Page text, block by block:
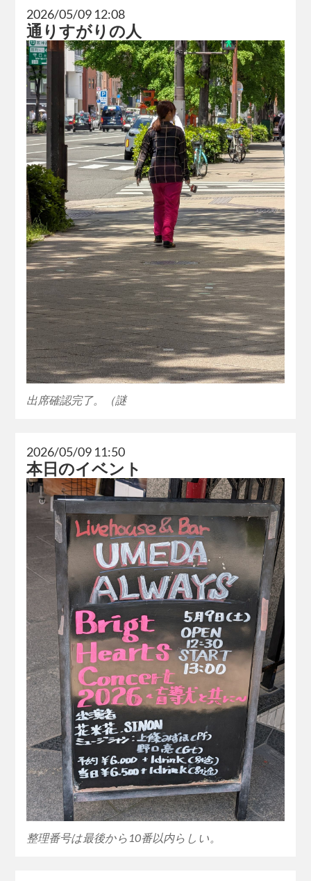
2026/05/09 12:08
通りすがりの人
出席確認完了。（謎
2026/05/09 11:50
本日のイベント
整理番号は最後から10番以内らしい。